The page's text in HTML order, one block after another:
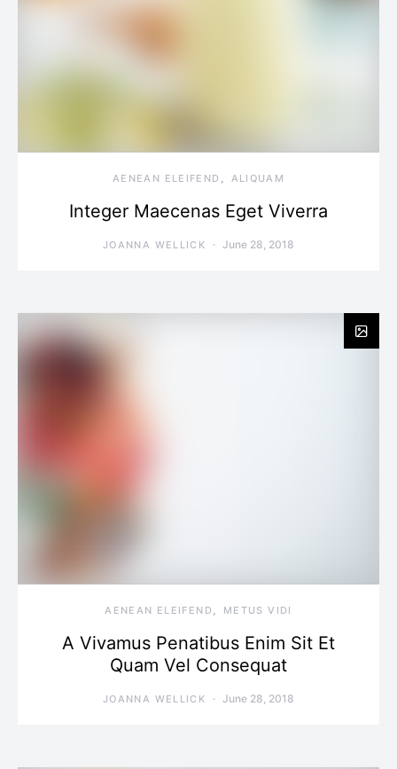
AENEAN ELEIFEND ALIQUAM
Integer Maecenas Eget Viverra
JOANNA WELLICK June 28, 2018
AENEAN ELEIFEND METUS VIDI
A Vivamus Penatibus Enim Sit Et
Quam Vel Consequat
JOANNA WELLICK June 28, 2018